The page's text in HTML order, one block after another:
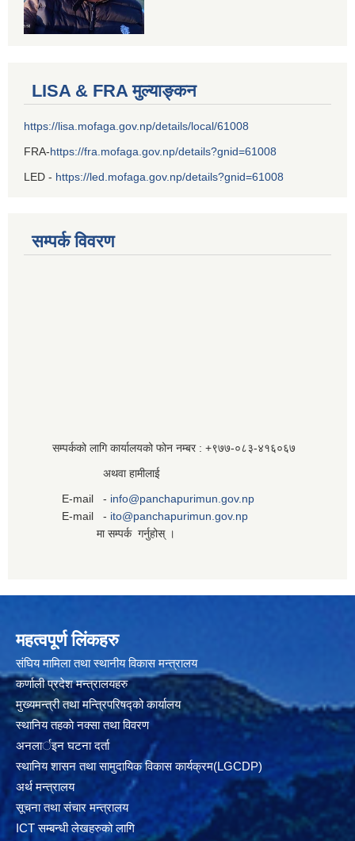
LISA & FRA मुल्याङ्कन
https://lisa.mofaga.gov.np/details/local/61008
FRA-https://fra.mofaga.gov.np/details?gnid=61008
LED - https://led.mofaga.gov.np/details?gnid=61008
सम्पर्क विवरण
सम्पर्कको लागि कार्यालयको फोन नम्बर : +९७७-०८३‍-४१६०६७
अथवा हामीलाई
E-mail - info@panchapurimun.gov.np
E-mail - ito@panchapurimun.gov.np
मा सम्पर्क गर्नुहोस् ।
महत्वपूर्ण लिंकहरु
संघिय मामिला तथा स्थानीय विकास मन्त्रालय
कर्णाली प्रदेश मन्त्रालयहरु
मुख्यमन्त्री तथा मन्त्रिपरिषद्को कार्यालय
स्थानिय तहकाे नक्सा तथा विवरण
अनलार्इन घटना दर्ता
स्थानिय शासन तथा सामुदायिक विकास कार्यक्रम(LGCDP)
अर्थ मन्त्रालय
सूचना तथा संचार मन्त्रालय
ICT सम्बन्धी लेखहरुको लागि